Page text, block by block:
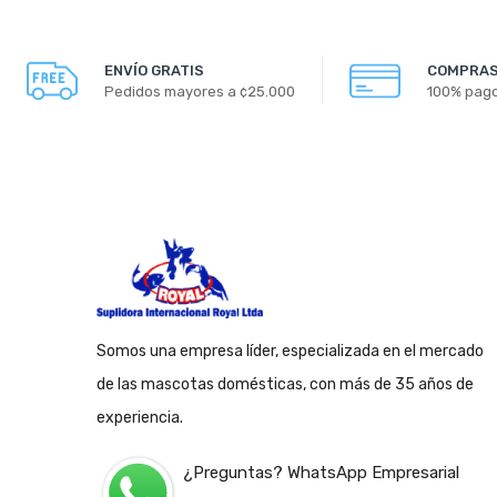
ENVÍO GRATIS
Pedidos mayores a ¢25.000
100%
Somos una empresa líder, especializada en el mercado
de las mascotas domésticas, con más de 35 años de
experiencia.
¿Preguntas? WhatsApp Empresarial